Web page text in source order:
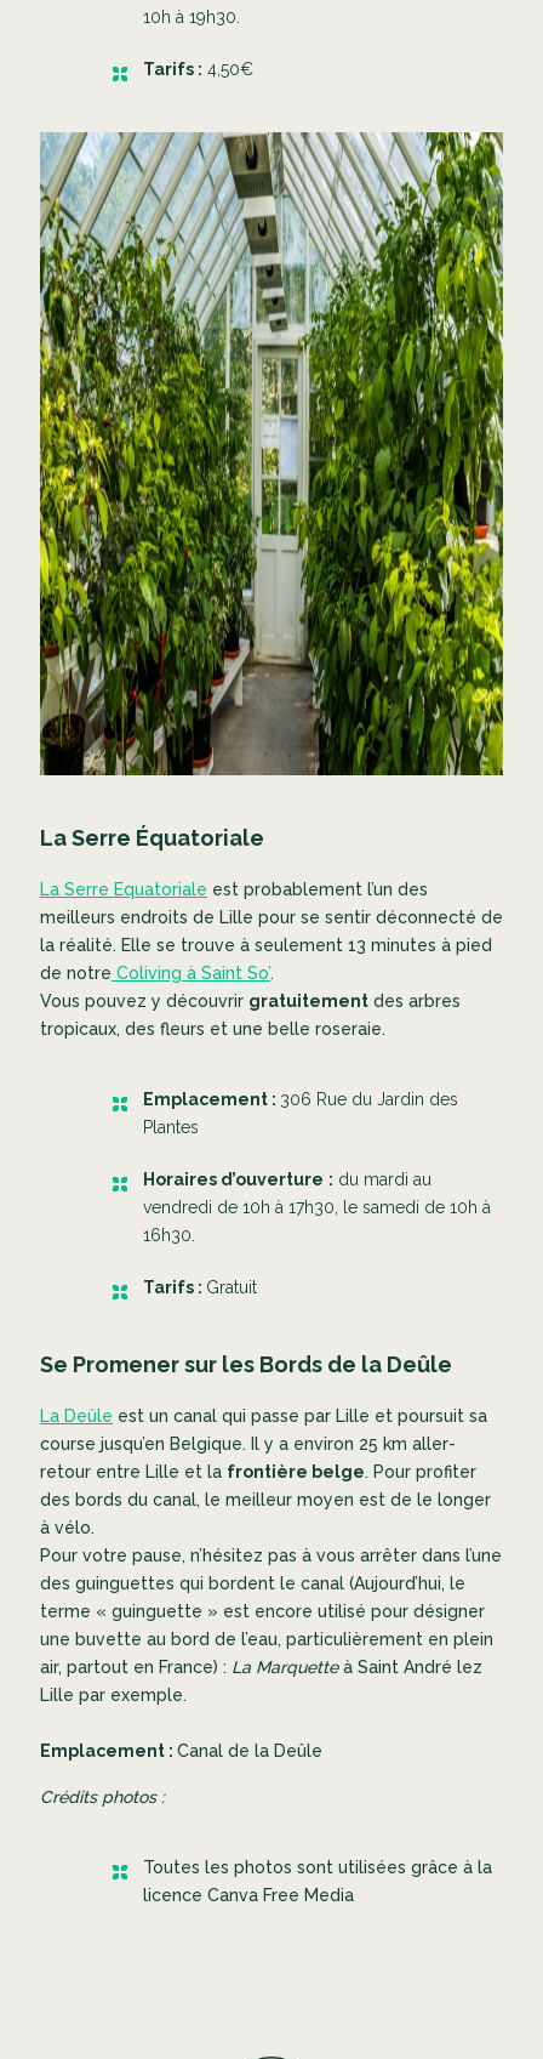
10h à 19h30.
Tarifs : 4,50€
La Serre Équatoriale
La Serre Equatoriale est probablement l’un des
meilleurs endroits de Lille pour se sentir déconnecté de
la réalité. Elle se trouve à seulement 13 minutes à pied
de notre Coliving à Saint So’.
Vous pouvez y découvrir gratuitementdes arbres
tropicaux, des fleurs et une belle roseraie.
Emplacement : 306 Rue du Jardin des
Plantes
Horaires d’ouverture : du mardi au
vendredi de 10h à 17h30, le samedi de 10h à
16h30.
Tarifs : Gratuit
Se Promener sur les Bords de la Deûle
La Deûle est un canal qui passe par Lille et poursuit sa
course jusqu’en Belgique. Il y a environ 25 km aller-
retour entre Lille et la frontière belge. Pour profiter
des bords du canal, le meilleur moyen est de le longer
à vélo.
Pour votre pause, n’hésitez pas à vous arrêter dans l’une
des guinguettes qui bordent le canal (Aujourd’hui, le
terme « guinguette » est encore utilisé pour désigner
une buvette au bord de l’eau, particulièrement en plein
air, partout en France) : La Marquetteà Saint André lez
Lille par exemple.
Emplacement : Canal de la Deûle
Crédits photos :
Toutes les photos sont utilisées grâce à la
licence Canva Free Media